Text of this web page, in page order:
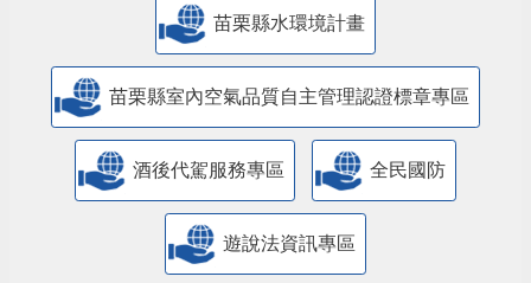
苗栗縣水環境計畫
苗栗縣室內空氣品質自主管理認證標章專區
酒後代駕服務專區 全民國防
遊說法資訊專區